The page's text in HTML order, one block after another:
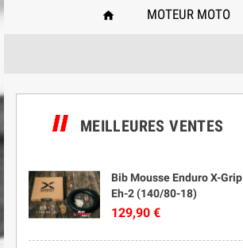
home MOTEUR MOTO
MEILLEURES VENTES
Bib Mousse Enduro X-Grip
Eh-2 (140/80-18)
129,90 €